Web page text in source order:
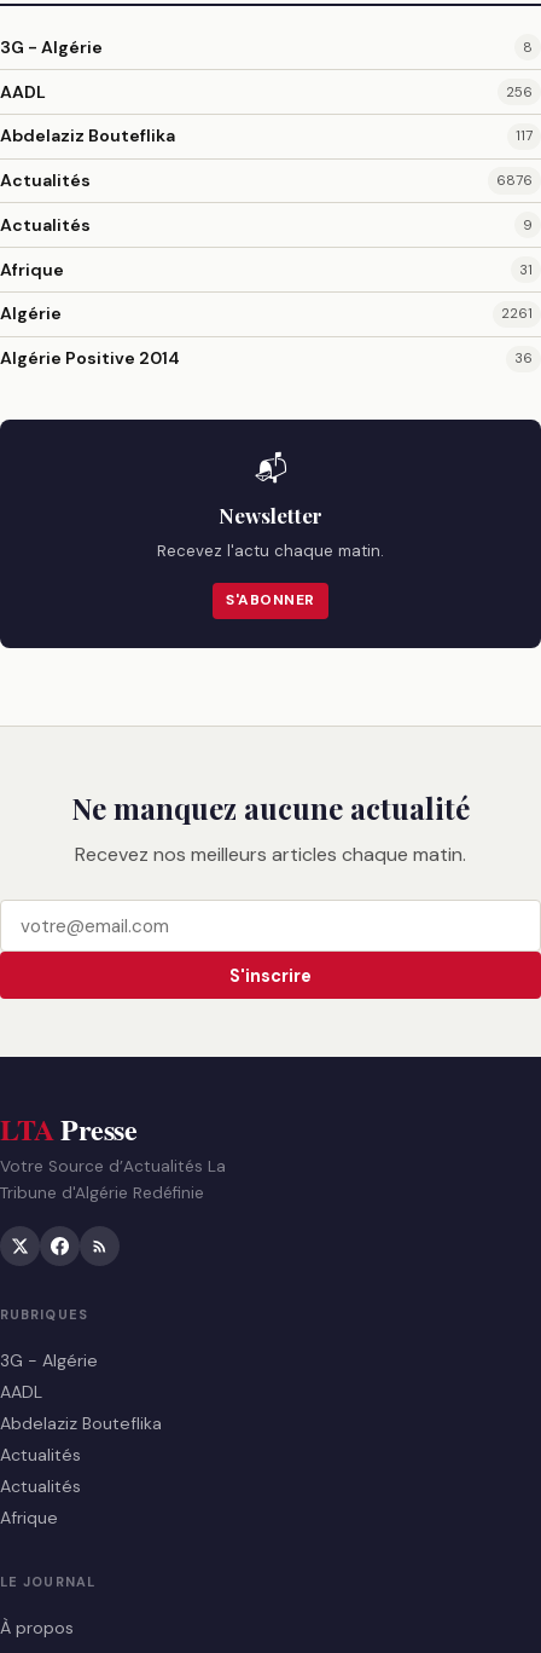
3G - Algérie 8
AADL 256
Abdelaziz Bouteflika 117
Actualités 6876
Actualités 9
Afrique 31
Algérie 2261
Algérie Positive 2014 36
📬
Newsletter
Recevez l'actu chaque matin.
S'ABONNER
Ne manquez aucune actualité
Recevez nos meilleurs articles chaque matin.
S'inscrire
LTAPresse
Votre Source d’Actualités La
Tribune d'Algérie Redéfinie
RUBRIQUES
3G - Algérie
AADL
Abdelaziz Bouteflika
Actualités
Actualités
Afrique
LE JOURNAL
À propos